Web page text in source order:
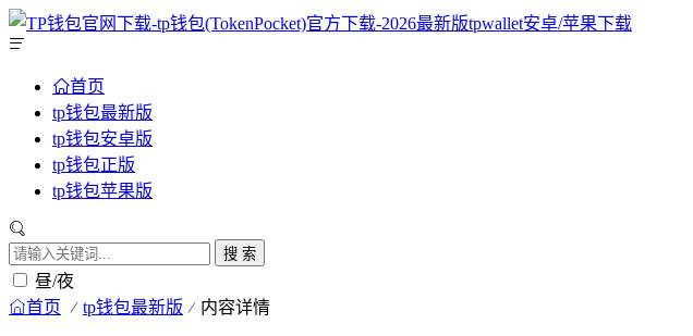
首页
tp钱包最新版
tp钱包安卓版
tp钱包正版
tp钱包苹果版
搜 索
昼/夜
首页 tp钱包最新版 内容详情